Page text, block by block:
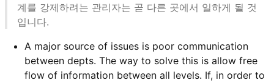
계를 강제하려는 관리자는 곧 다른 곳에서 일하게 될 것
입니다.
A major source of issues is poor communication
between depts. The way to solve this is allow free
flow of information between all levels. If, in order to